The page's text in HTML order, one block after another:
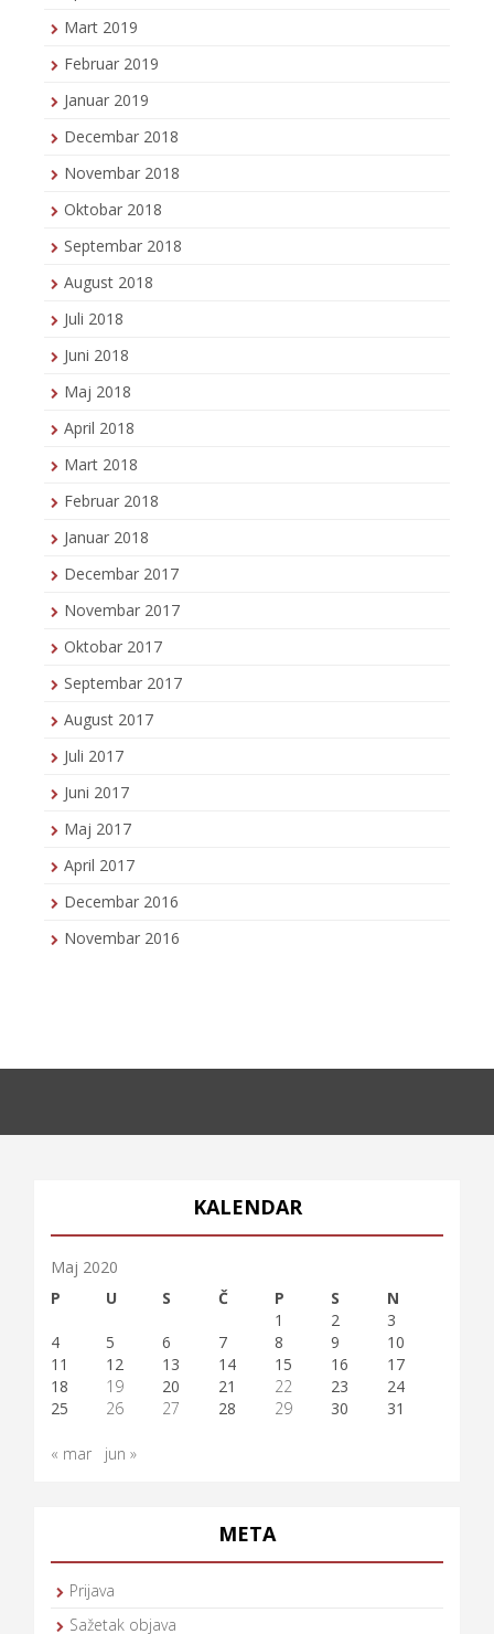
Mart 2019
Februar 2019
Januar 2019
Decembar 2018
Novembar 2018
Oktobar 2018
Septembar 2018
August 2018
Juli 2018
Juni 2018
Maj 2018
April 2018
Mart 2018
Februar 2018
Januar 2018
Decembar 2017
Novembar 2017
Oktobar 2017
Septembar 2017
August 2017
Juli 2017
Juni 2017
Maj 2017
April 2017
Decembar 2016
Novembar 2016
KALENDAR
Maj 2020
P
U S Č P S
N
1
2
3
4
5 6 7 8 9
10
11
12 13 14 15 16
17
18
19 20 21 22 23
24
25
26 27 28 29 30 31
« mar jun »
META
Prijava
Sažetak objava